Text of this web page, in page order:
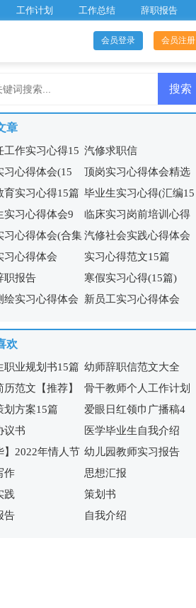
工作计划 工作总结 辞职报告
会员登录 会员注册
章
工作实习心得15 汽修求职信
习心得体会(15
顶岗实习心得体会精选
15篇
育实习心得15篇 毕业生实习心得(汇编15
篇)
实习心得体会9
临床实习岗前培训心得
体会
习心得体会(合集汽修社会实践心得体会
(5篇)
习心得体会
实习心得范文15篇
职报告
寒假实习心得(15篇)
绘实习心得体会
新员工实习心得体会
欢
职业规划书15篇 幼师辞职信范文大全
历范文【推荐】
骨干教师个人工作计划
划方案15篇
爱眼日红领巾广播稿4
篇
议书
医学毕业生自我介绍
】2022年情人节
集锦60句
幼儿园教师实习报告
作
思想汇报
践
策划书
告
自我介绍